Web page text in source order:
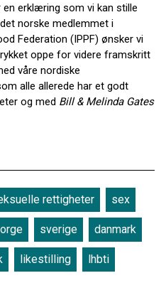
en erklæring som vi kan stille
norske medlemmet i
Federation (IPPF) ønsker vi
oppe for videre framskritt
våre nordiske
alle allerede har et godt
og med Bill & Melinda Gates
rettigheter sex
sverige danmark
likestilling lhbti